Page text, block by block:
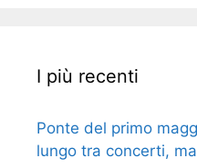
I più recenti
Ponte del primo
lungo tra concerti,